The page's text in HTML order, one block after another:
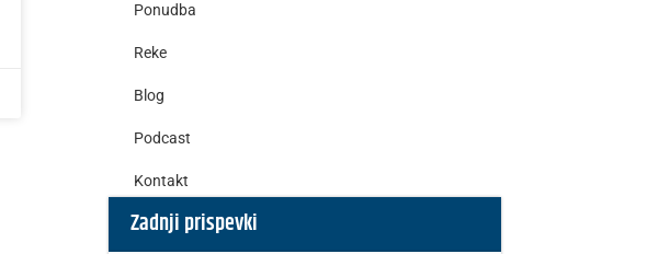
Ponudba
Reke
Blog
Podcast
Kontakt
Zadnji prispevki